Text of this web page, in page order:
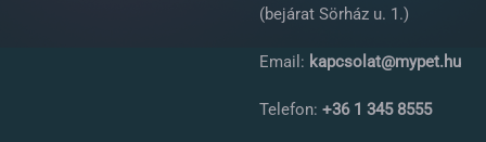
(bejárat Sörház u. 1.)
Email: kapcsolat@mypet.hu
Telefon: +36 1 345 8555